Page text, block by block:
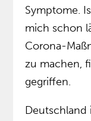
Symptome.
mich schon
Corona-
zu machen,
gegriffen.
Deutschland